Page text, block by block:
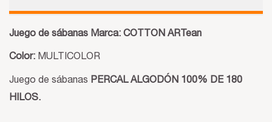
Juego de sábanas Marca: COTTON ARTean
Color: MULTICOLOR
Juego de sábanas PERCAL ALGODÓN 100% DE 180
HILOS.